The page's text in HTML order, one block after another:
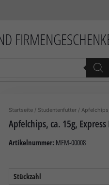
Startseite/ Studentenfutter/
Apfelchips, ca. 15g,
Artikelnummer: MFM-00008
Stückzahl